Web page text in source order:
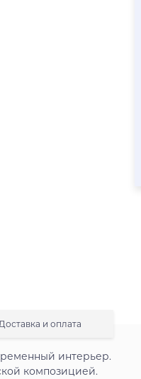
и оплата
интерьер.
композицией.